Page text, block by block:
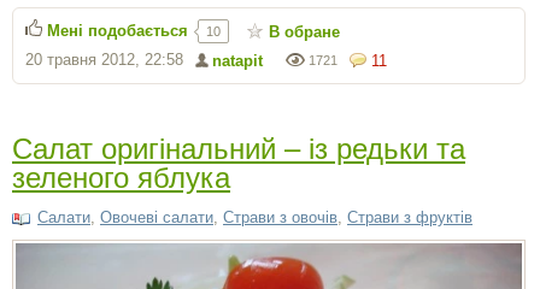
11
1721
natapit
20 травня 2012, 22:58
Мені подобається 10 В обране
Салат оригінальний – із редьки та
зеленого яблука
Салати Овочеві салати Страви з овочів Страви з фруктів